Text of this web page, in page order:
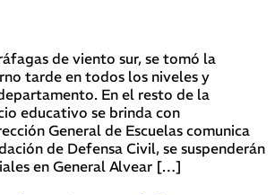
de viento sur, se tomó la
tarde en todos los niveles y
En el resto de la
educativo se brinda con
General de Escuelas comunica
de Defensa Civil, se suspenderán
en General Alvear […]